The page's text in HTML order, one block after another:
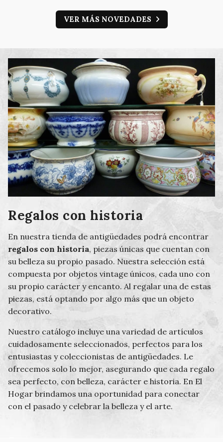
VER MÁS NOVEDADES
Regalos con historia
En nuestra tienda de antigüedades podrá encontrar
regalos con historia, piezas únicas que cuentan con
su belleza su propio pasado. Nuestra selección está
compuesta por objetos vintage únicos, cada uno con
su propio carácter y encanto. Al regalar una de estas
piezas, está optando por algo más que un objeto
decorativo.
Nuestro catálogo incluye una variedad de artículos
cuidadosamente seleccionados, perfectos para los
entusiastas y coleccionistas de antigüedades. Le
ofrecemos solo lo mejor, asegurando que cada regalo
sea perfecto, con belleza, carácter e historia. En El
Hogar brindamos una oportunidad para conectar
con el pasado y celebrar la belleza y el arte.